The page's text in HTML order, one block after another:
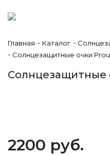
Главная - Каталог -
- Солнцезащитные очки
Солнцезащитные
2200 руб.